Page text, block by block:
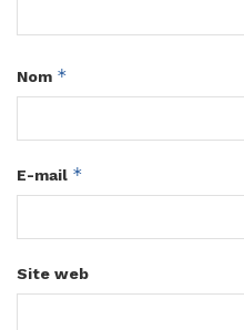
Nom *
E-mail *
Site web